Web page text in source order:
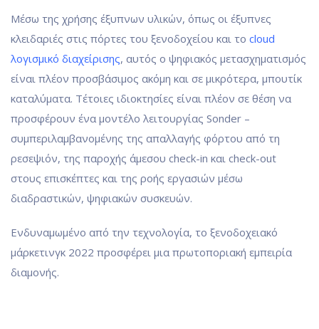
Μέσω της χρήσης έξυπνων υλικών, όπως οι έξυπνες
κλειδαριές στις πόρτες του ξενοδοχείου και το cloud
λογισμικό διαχείρισης, αυτός ο ψηφιακός μετασχηματισμός
είναι πλέον προσβάσιμος ακόμη και σε μικρότερα, μπουτίκ
καταλύματα. Τέτοιες ιδιοκτησίες είναι πλέον σε θέση να
προσφέρουν ένα μοντέλο λειτουργίας Sonder –
συμπεριλαμβανομένης της απαλλαγής φόρτου από τη
ρεσεψιόν, της παροχής άμεσου check-in και check-out
στους επισκέπτες και της ροής εργασιών μέσω
διαδραστικών, ψηφιακών συσκευών.
Ενδυναμωμένο από την τεχνολογία, το ξενοδοχειακό
μάρκετινγκ 2022 προσφέρει μια πρωτοποριακή εμπειρία
διαμονής.